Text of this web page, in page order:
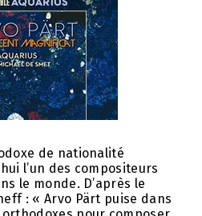
de nationalité
l’un des compositeurs
le monde. D’après le
: « Arvo Pärt puise dans